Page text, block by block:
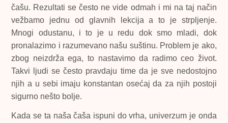
čašu. Rezultati se često ne vide odmah i mi na taj način
vežbamo jednu od glavnih lekcija a to je strpljenje.
Mnogi odustanu, i to je u redu dok smo mladi, dok
pronalazimo i razumevano našu suštinu. Problem je ako,
zbog neizdrža ega, to nastavimo da radimo ceo život.
Takvi ljudi se često pravdaju time da je sve nedostojno
njih a u sebi imaju konstantan osećaj da za njih postoji
sigurno nešto bolje.
Kada se ta naša čaša ispuni do vrha, univerzum je onda